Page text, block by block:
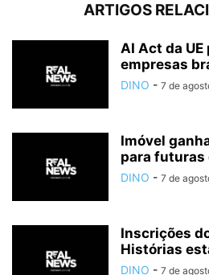
ARTIGOS
AI Act da
empresas
DINO - 7 de
Imóvel
para futuras
DINO - 7 de
Inscrições
Histórias
DINO - 7 de